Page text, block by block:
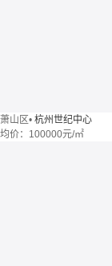
萧山区• 杭州世纪中心
均价： 100000元/㎡